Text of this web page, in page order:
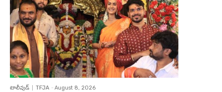
టాలీవుడ్ TFJA - August 8, 2026